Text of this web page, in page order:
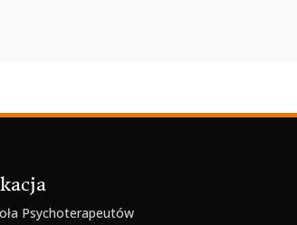
Psychoterapeutów